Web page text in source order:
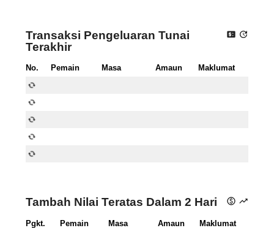
Transaksi Pengeluaran Tunai
Terakhir
price_change update
No. Pemain Masa Amaun Maklumat
autorenew
autorenew
autorenew
autorenew
autorenew
Tambah Nilai Teratas Dalam 2 Hari paid trending_up
Pgkt. Pemain Masa Amaun Maklumat